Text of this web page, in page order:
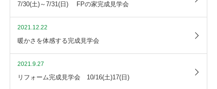
7/30(土)～7/31(日) FPの家完成見学会
2021.12.22
暖かさを体感する完成見学会
2021.9.27
リフォーム完成見学会 10/16(土)17(日)